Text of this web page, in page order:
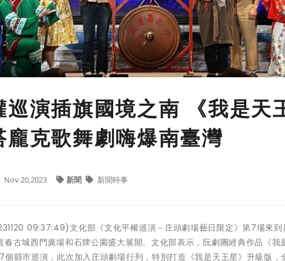
巡演插旗國境之南 《我是天
龐克歌舞劇嗨爆南臺灣
Nov 20,2023 新聞 新聞時事
09:37:49)文化部《文化平權巡演－庄頭劇場藝日限定》第7場來到
春古城西門廣場和石牌公園盛大展開。文化部表示，阮劇團經典作品《
個縣市巡演，此次加入庄頭劇場行列，特別打造《我是天王星》升級版，